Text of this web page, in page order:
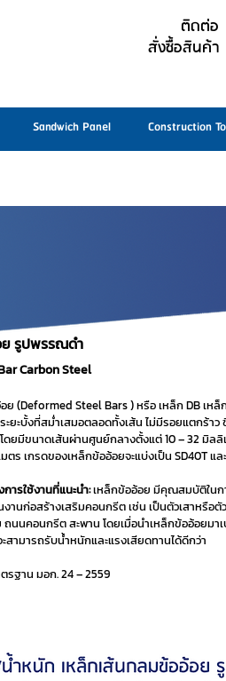
ติดต่อ
สั่งซื้อสินค้า
Sandwich Panel Construction
รูปพรรณดำ
Carbon Steel
ย (Deformed Steel Bars ) หรือ เหล็ก DB เ
ะยะบั้งที่สม่ำเสมอตลอดทั้งเส้น ไม่มีรอยแตกร้าว
ดยมีขนาดเส้นผ่านศูนย์กลางตั้งแต่ 10 – 32 มิลลิ
มตร เกรดของเหล็กข้ออ้อยจะแบ่งเป็น SD40T
รใช้งานที่แนะนำ:เหล็กข้ออ้อย มีคุณสมบัติในก
งานก่อสร้างเสริมคอนกรีต เช่น เป็นตัวเสาหรือตั
ถนนคอนกรีต สะพาน โดยเมื่อนำเหล็กข้ออ้อยม
สามารถรับน้ำหนักและแรงเสียดทานได้ดีกว่า
รฐาน มอก. 24 – 2559